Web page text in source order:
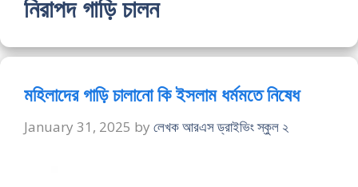
নিরাপদ গাড়ি চালন
মহিলাদের গাড়ি চালানো কি ইসলাম ধর্মমতে নিষেধ
January 31, 2025 by লেখক আরএস ড্রাইভিং স্কুল ২